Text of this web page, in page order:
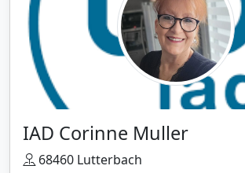
IAD Corinne Muller
68460 Lutterbach